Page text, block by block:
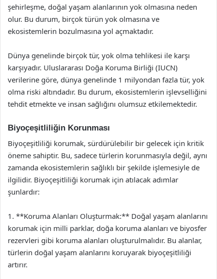
şehirleşme, doğal yaşam alanlarının yok olmasına neden
olur. Bu durum, birçok türün yok olmasına ve
ekosistemlerin bozulmasına yol açmaktadır.
Dünya genelinde birçok tür, yok olma tehlikesi ile karşı
karşıyadır. Uluslararası Doğa Koruma Birliği (IUCN)
verilerine göre, dünya genelinde 1 milyondan fazla tür, yok
olma riski altındadır. Bu durum, ekosistemlerin işlevselliğini
tehdit etmekte ve insan sağlığını olumsuz etkilemektedir.
Biyoçeşitliliğin Korunması
Biyoçeşitliliği korumak, sürdürülebilir bir gelecek için kritik
öneme sahiptir. Bu, sadece türlerin korunmasıyla değil, aynı
zamanda ekosistemlerin sağlıklı bir şekilde işlemesiyle de
ilgilidir. Biyoçeşitliliği korumak için atılacak adımlar
şunlardır:
1. **Koruma Alanları Oluşturmak:** Doğal yaşam alanlarını
korumak için milli parklar, doğa koruma alanları ve biyosfer
rezervleri gibi koruma alanları oluşturulmalıdır. Bu alanlar,
türlerin doğal yaşam alanlarını koruyarak biyoçeşitliliği
artırır.